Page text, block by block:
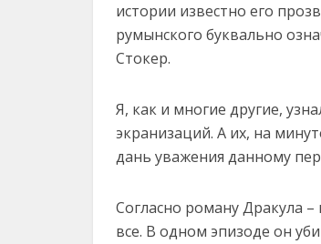
истории известно его
румынского буквально
Стокер.
Я, как и многие другие,
экранизаций. А их, на
дань уважения данному
Согласно роману Дракула
все. В одном эпизоде он